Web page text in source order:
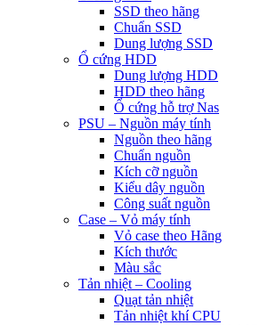
SSD theo hãng
Chuẩn SSD
Dung lượng SSD
Ổ cứng HDD
Dung lượng HDD
HDD theo hãng
Ổ cứng hỗ trợ Nas
PSU – Nguồn máy tính
Nguồn theo hãng
Chuẩn nguồn
Kích cỡ nguồn
Kiểu dây nguồn
Công suất nguồn
Case – Vỏ máy tính
Vỏ case theo Hãng
Kích thước
Màu sắc
Tản nhiệt – Cooling
Quạt tản nhiệt
Tản nhiệt khí CPU